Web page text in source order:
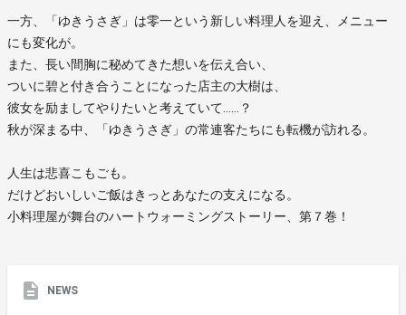
一方、「ゆきうさぎ」は零一という新しい料理人を迎え、メニュー
にも変化が。
また、長い間胸に秘めてきた想いを伝え合い、
ついに碧と付き合うことになった店主の大樹は、
彼女を励ましてやりたいと考えていて……？
秋が深まる中、「ゆきうさぎ」の常連客たちにも転機が訪れる。
人生は悲喜こもごも。
だけどおいしいご飯はきっとあなたの支えになる。
小料理屋が舞台のハートウォーミングストーリー、第７巻！
NEWS